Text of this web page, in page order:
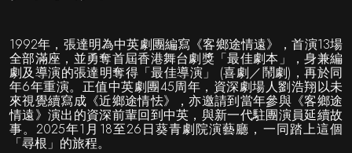
1992年，張達明為中英劇團編寫《客鄉途情遠》，首演13場
全部滿座，並勇奪首屆香港舞台劇獎「最佳劇本」，身兼編
劇及導演的張達明奪得「最佳導演」 (喜劇／鬧劇)，再於同
年6年重演。正值中英劇團45周年，資深劇場人劉浩翔以未
來視覺續寫成《近鄉途情怯》，亦邀請到當年參與《客鄉途
情遠》演出的資深前輩回到中英，與新一代駐團演員延續故
事。2025年1月18至26日葵青劇院演藝廳，一同踏上這個
「尋根」的旅程。